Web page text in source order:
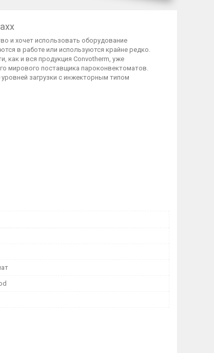
и хочет использовать оборудование
в работе или используются крайне редко.
как и вся продукция Convotherm, уже
мирового поставщика пароконвектоматов.
загрузки с инжекторным типом